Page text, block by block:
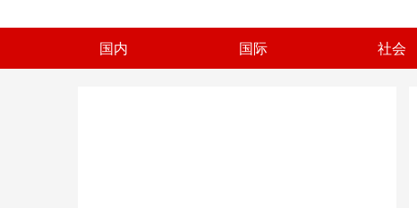
国内 国际 社会